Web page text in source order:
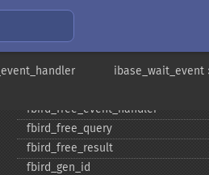
ibase_wait_event
fbird_​execute
fbird_​fetch_​object
fbird_​fetch_​row
fbird_​free_​event_​handler
fbird_​free_​query
fbird_​free_​result
fbird_​gen_​id